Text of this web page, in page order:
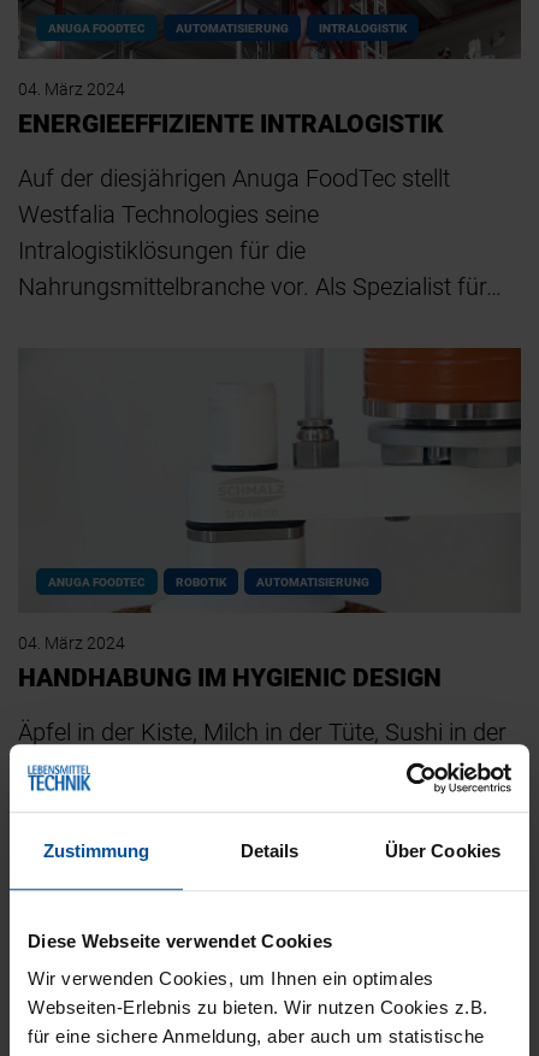
Zustimmung Details Über Cookies
Diese Webseite verwendet Cookies
Wir verwenden Cookies, um Ihnen ein optimales
Webseiten-Erlebnis zu bieten. Wir nutzen Cookies z.B.
für eine sichere Anmeldung, aber auch um statistische
ANUGA FOODTEC AUTOMATISIERUNG INTRALOGISTIK
04. März 2024
ENERGIEEFFIZIENTE INTRALOGISTIK
Auf der diesjährigen Anuga FoodTec stellt
Westfalia Technologies seine
Intralogistiklösungen für die
Nahrungsmittelbranche vor. Als Spezialist für…
ANUGA FOODTEC ROBOTIK AUTOMATISIERUNG
04. März 2024
HANDHABUNG IM HYGIENIC DESIGN
Äpfel in der Kiste, Milch in der Tüte, Sushi in der
Box und Mayonnaise im Fünf-Kilogramm-Eimer
– Lebensmittelverpackungen sind so vielfältig
wie die…